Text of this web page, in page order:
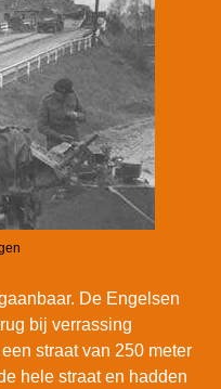
De Engelsen
bij verrassing
straat van 250 meter
hele straat en hadden